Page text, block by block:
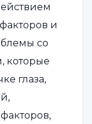
и
со
которые
глаза,